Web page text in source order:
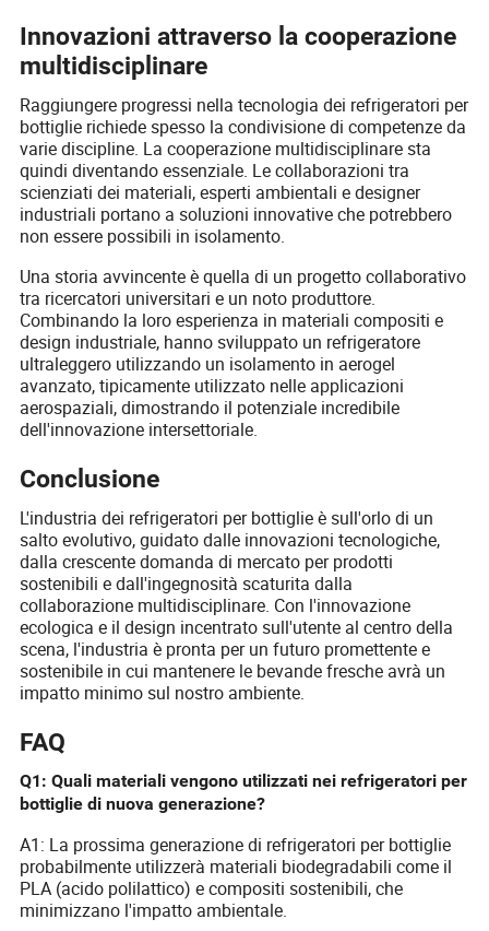
Innovazioni attraverso la cooperazione
multidisciplinare
Raggiungere progressi nella tecnologia dei refrigeratori per
bottiglie richiede spesso la condivisione di competenze da
varie discipline. La cooperazione multidisciplinare sta
quindi diventando essenziale. Le collaborazioni tra
scienziati dei materiali, esperti ambientali e designer
industriali portano a soluzioni innovative che potrebbero
non essere possibili in isolamento.
Una storia avvincente è quella di un progetto collaborativo
tra ricercatori universitari e un noto produttore.
Combinando la loro esperienza in materiali compositi e
design industriale, hanno sviluppato un refrigeratore
ultraleggero utilizzando un isolamento in aerogel
avanzato, tipicamente utilizzato nelle applicazioni
aerospaziali, dimostrando il potenziale incredibile
dell'innovazione intersettoriale.
Conclusione
L'industria dei refrigeratori per bottiglie è sull'orlo di un
salto evolutivo, guidato dalle innovazioni tecnologiche,
dalla crescente domanda di mercato per prodotti
sostenibili e dall'ingegnosità scaturita dalla
collaborazione multidisciplinare. Con l'innovazione
ecologica e il design incentrato sull'utente al centro della
scena, l'industria è pronta per un futuro promettente e
sostenibile in cui mantenere le bevande fresche avrà un
impatto minimo sul nostro ambiente.
FAQ
Q1: Quali materiali vengono utilizzati nei refrigeratori per
bottiglie di nuova generazione?
A1: La prossima generazione di refrigeratori per bottiglie
probabilmente utilizzerà materiali biodegradabili come il
PLA (acido polilattico) e compositi sostenibili, che
minimizzano l'impatto ambientale.